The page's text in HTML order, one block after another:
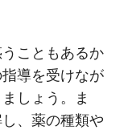
こともあるか
導を受けなが
しょう。ま
、薬の種類や